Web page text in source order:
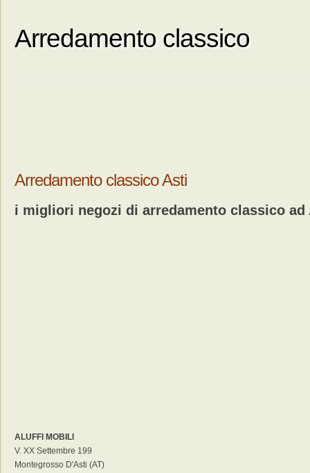
Arredamento classico
Arredamento classico Asti
i migliori negozi di arredamento classico ad
ALUFFI MOBILI
V. XX Settembre 199
Montegrosso D'Asti (AT)